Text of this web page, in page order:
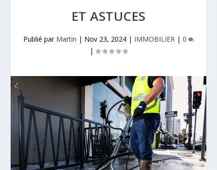
ET ASTUCES
Publié par Martin | Nov 23, 2024| IMMOBILIER| 0
|